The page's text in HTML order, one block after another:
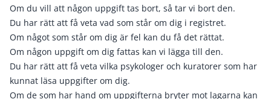
Om du vill att någon uppgift tas bort, så tar vi bort den.
Du har rätt att få veta vad som står om dig i registret.
Om något som står om dig är fel kan du få det rättat.
Om någon uppgift om dig fattas kan vi lägga till den.
Du har rätt att få veta vilka psykologer och kuratorer som har
kunnat läsa uppgifter om dig.
Om de som har hand om uppgifterna bryter mot lagarna kan